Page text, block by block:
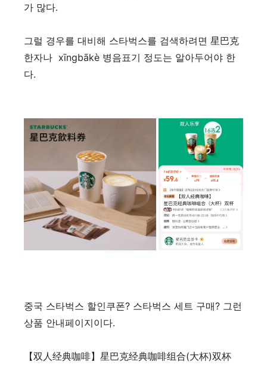
가 많다.
그럴 경우를 대비해 스타벅스를 검색하려면 星巴克
한자나 xīngbākè 병음표기 정도는 알아두어야 한
다.
중국 스타벅스 할인쿠폰? 스타벅스 세트 구매? 그런
상품 안내페이지이다.
【双人经典咖啡】星巴克经典咖啡组合(大杯)双杯